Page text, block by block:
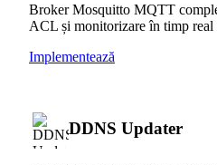
Broker Mosquitto MQTT
ACL și monitorizare în timp real
Implementează
DDNS Updater